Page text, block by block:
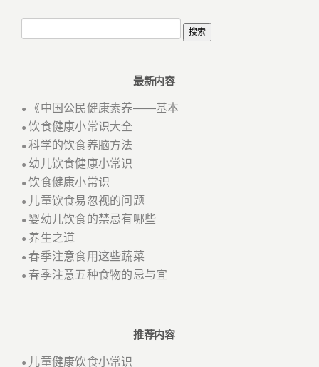
最新内容
● 《中国公民健康素养——基本
●饮食健康小常识大全
●科学的饮食养脑方法
● 幼儿饮食健康小常识
●饮食健康小常识
● 儿童饮食易忽视的问题
● 婴幼儿饮食的禁忌有哪些
● 养生之道
● 春季注意食用这些蔬菜
● 春季注意五种食物的忌与宜
推荐内容
● 儿童健康饮食小常识